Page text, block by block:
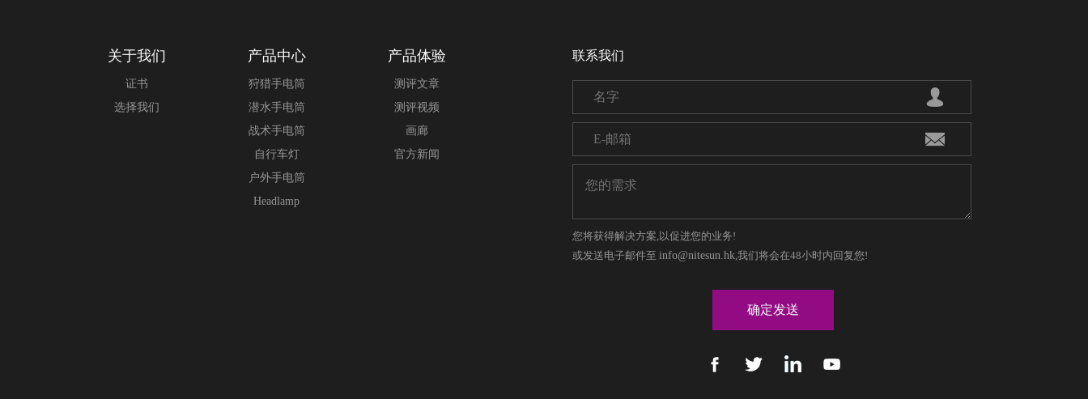
关于我们
证书
选择我们
产品中心
狩猎手电筒
潜水手电筒
战术手电筒
自行车灯
户外手电筒
Headlamp
产品体验
测评文章
测评视频
画廊
官方新闻
联系我们
您将获得解决方案,以促进您的业务!
或发送电子邮件至info@nitesun.hk,我们将会在48小时内回复您!